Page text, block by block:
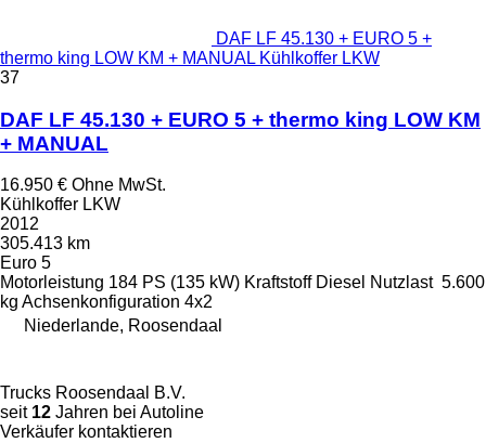
DAF LF 45.130 + EURO 5 +
thermo king LOW KM + MANUAL Kühlkoffer LKW
37
DAF LF 45.130 + EURO 5 + thermo king LOW KM
+ MANUAL
16.950 € Ohne MwSt.
Kühlkoffer LKW
2012
305.413 km
Euro 5
Motorleistung 184 PS (135 kW) Kraftstoff Diesel Nutzlast 5.600
kg Achsenkonfiguration 4x2
Niederlande, Roosendaal
Trucks Roosendaal B.V.
seit 12 Jahren bei Autoline
Verkäufer kontaktieren